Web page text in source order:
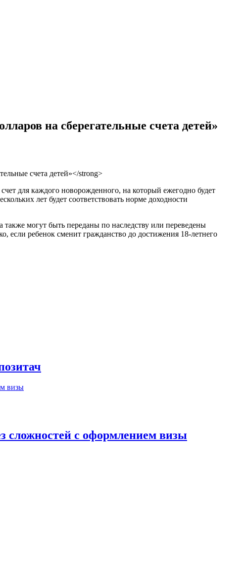
на сберегательные счета детей»
для каждого новорожденного, на который ежегодно будет
лет будет соответствовать норме доходности
могут быть переданы по наследству или переведены
если ребенок сменит гражданство до достижения 18-летнего
сложностей с оформлением визы